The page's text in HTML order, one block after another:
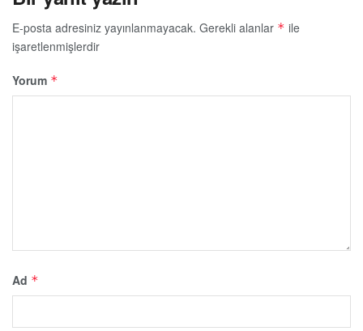
E-posta adresiniz yayınlanmayacak. Gerekli alanlar * ile
işaretlenmişlerdir
Yorum *
Ad *